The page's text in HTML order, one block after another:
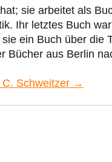
sie arbeitet als
Ihr letztes Buch
ein Buch über die
Bücher aus Berlin
C. Schweitzer →